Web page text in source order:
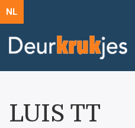
NL
LUIS TT